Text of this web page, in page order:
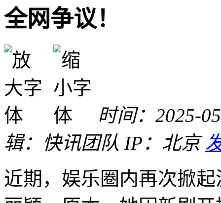
全网争议！
时间：2025-
辑：快讯团队 IP：北京
近期，娱乐圈内再次掀